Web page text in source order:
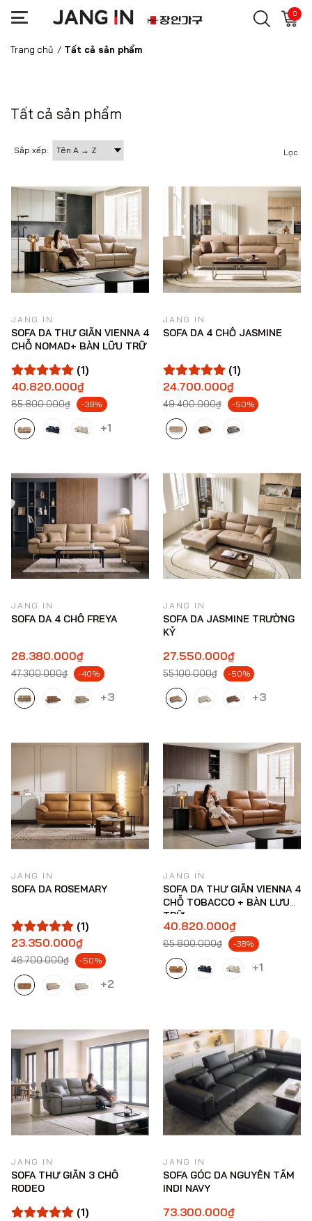
0
Trang chủ / Tất cả sản phẩm
Tất cả sản phẩm
Sắp xếp: Lọc
JANG IN
SOFA DA THƯ GIÃN VIENNA 4
CHỖ NOMAD+ BÀN LỮU TRỮ
(1)
40.820.000₫
65.800.000₫ -38%
+1
JANG IN
SOFA DA 4 CHỖ JASMINE
(1)
24.700.000₫
49.400.000₫ -50%
JANG IN
SOFA DA 4 CHỖ FREYA
28.380.000₫
47.300.000₫ -40%
+3
JANG IN
SOFA DA JASMINE TRƯỜNG
KỶ
27.550.000₫
55.100.000₫ -50%
+3
JANG IN
SOFA DA ROSEMARY
(1)
23.350.000₫
46.700.000₫ -50%
+2
JANG IN
SOFA DA THƯ GIÃN VIENNA 4
CHỖ TOBACCO + BÀN LƯU
TRỮ
40.820.000₫
65.800.000₫ -38%
+1
JANG IN
SOFA THƯ GIÃN 3 CHỖ
RODEO
(1)
JANG IN
SOFA GÓC DA NGUYÊN TẤM
INDI NAVY
73.300.000₫